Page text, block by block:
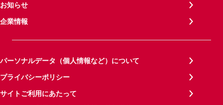
お知らせ
企業情報
パーソナルデータ（個人情報など）について
プライバシーポリシー
サイトご利用にあたって